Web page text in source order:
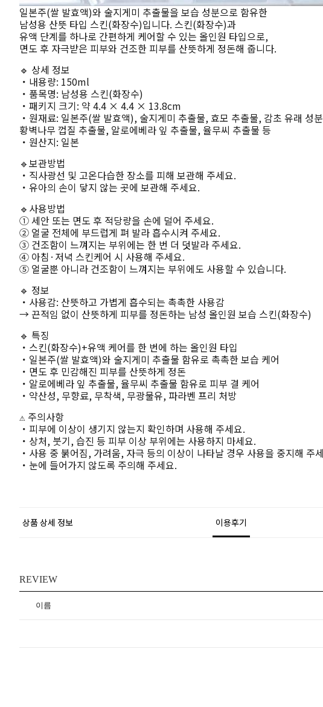
일본주(쌀 발효액)와 술지게미 추출물을 보습 성분으로 함유한
남성용 산뜻 타입 스킨(화장수)입니다. 스킨(화장수)과
유액 단계를 하나로 간편하게 케어할 수 있는 올인원 타입으로,
면도 후 자극받은 피부와 건조한 피부를 산뜻하게 정돈해 줍니다.
🔹 상세 정보
・내용량: 150ml
・품목명: 남성용 스킨(화장수)
・패키지 크기: 약 4.4 × 4.4 × 13.8cm
・원재료: 일본주(쌀 발효액), 술지게미 추출물, 효모 추출물, 감초 유래 성
황벽나무 껍질 추출물, 알로에베라 잎 추출물, 율무씨 추출물 등
・원산지: 일본
🔹보관방법
・직사광선 및 고온다습한 장소를 피해 보관해 주세요.
・유아의 손이 닿지 않는 곳에 보관해 주세요.
🔹사용방법
① 세안 또는 면도 후 적당량을 손에 덜어 주세요.
② 얼굴 전체에 부드럽게 펴 발라 흡수시켜 주세요.
③ 건조함이 느껴지는 부위에는 한 번 더 덧발라 주세요.
④ 아침·저녁 스킨케어 시 사용해 주세요.
⑤ 얼굴뿐 아니라 건조함이 느껴지는 부위에도 사용할 수 있습니다.
🔹 정보
・사용감: 산뜻하고 가볍게 흡수되는 촉촉한 사용감
→ 끈적임 없이 산뜻하게 피부를 정돈하는 남성 올인원 보습 스킨(화장수)
🔹 특징
・스킨(화장수)+유액 케어를 한 번에 하는 올인원 타입
・일본주(쌀 발효액)와 술지게미 추출물 함유로 촉촉한 보습 케어
・면도 후 민감해진 피부를 산뜻하게 정돈
・알로에베라 잎 추출물, 율무씨 추출물 함유로 피부 결 케어
・약산성, 무향료, 무착색, 무광물유, 파라벤 프리 처방
⚠️ 주의사항
・피부에 이상이 생기지 않는지 확인하며 사용해 주세요.
・상처, 붓기, 습진 등 피부 이상 부위에는 사용하지 마세요.
・사용 중 붉어짐, 가려움, 자극 등의 이상이 나타날 경우 사용을 중지해 주
・눈에 들어가지 않도록 주의해 주세요.
상품 상세 정보 이용후기
REVIEW
이름